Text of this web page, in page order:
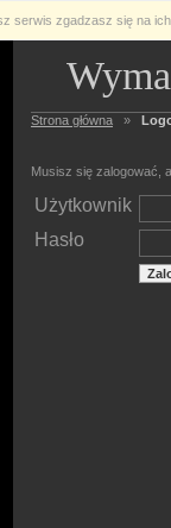
serwis zgadzasz się na
Strona główna »
Musisz się zalogować,
Użytkownik
Hasło